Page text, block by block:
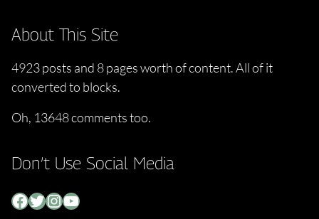
About This Site
4923 posts and 8 pages worth of content. All of it
converted to blocks.
Oh, 13648 comments too.
Don’t Use Social Media
Facebook Twitter InstagramYouTube